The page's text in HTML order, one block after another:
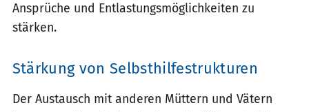
Ansprüche und Entlastungsmöglichkeiten zu
stärken.
Stärkung von Selbsthilfestrukturen
Der Austausch mit anderen Müttern und Vätern